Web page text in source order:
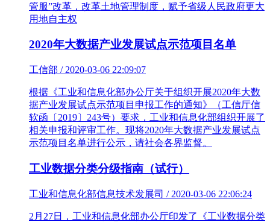
管服”改革，改革土地管理制度，赋予省级人民政府更大
用地自主权
2020年大数据产业发展试点示范项目名单
工信部 / 2020-03-06 22:09:07
根据《工业和信息化部办公厅关于组织开展2020年大数
据产业发展试点示范项目申报工作的通知》（工信厅信
软函〔2019〕243号）要求，工业和信息化部组织开展了
相关申报和评审工作。现将2020年大数据产业发展试点
示范项目名单进行公示，请社会各界监督。
工业数据分类分级指南（试行）
工业和信息化部信息技术发展司 / 2020-03-06 22:06:24
2月27日，工业和信息化部办公厅印发了《工业数据分类